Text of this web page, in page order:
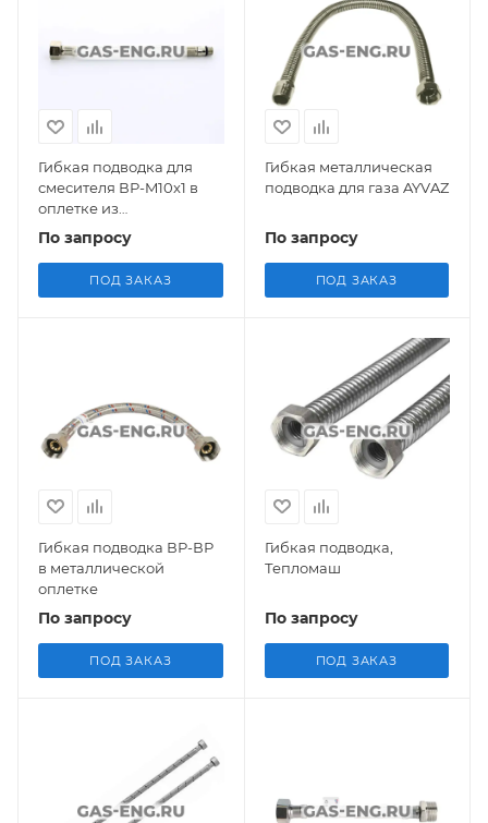
Гибкая подводка для
смесителя ВР-M10x1 в
оплетке из
нержавеющей стали,
По запросу
ПОД ЗАКАЗ
Гибкая металлическая
подводка для газа AYVAZ
По запросу
ПОД ЗАКАЗ
Гибкая подводка ВР-ВР
в металлической
оплетке
По запросу
ПОД ЗАКАЗ
Гибкая подводка,
Тепломаш
По запросу
ПОД ЗАКАЗ